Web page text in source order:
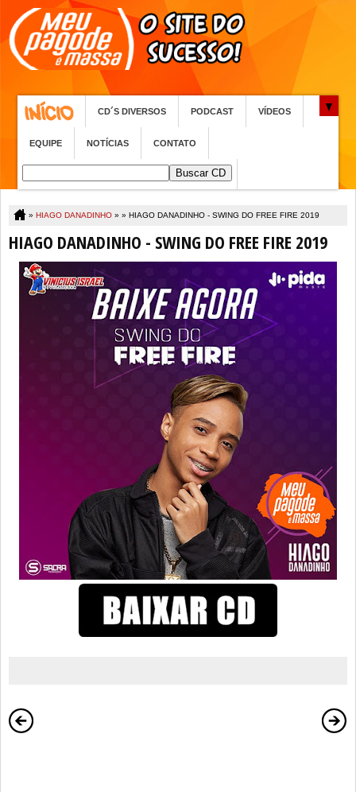
CD´S DIVERSOS PODCAST VÍDEOS
EQUIPE NOTÍCIAS CONTATO
» HIAGO DANADINHO » » HIAGO DANADINHO - SWING DO FREE FIRE 2019
HIAGO DANADINHO - SWING DO FREE FIRE 2019